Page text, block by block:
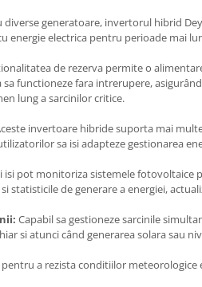
diverse generatoare, invertorul hibrid
energie electrica pentru perioade mai
de rezerva permite o
functioneze fara intrerupere,
lung a sarcinilor critice.
invertoare hibride suporta mai
sa isi adapteze gestionarea
isi pot monitoriza sistemele fotovoltaice
statisticile de generare a energiei,
Capabil sa gestioneze sarcinile
si atunci când generarea solara sau
a rezista conditiilor meteorologice